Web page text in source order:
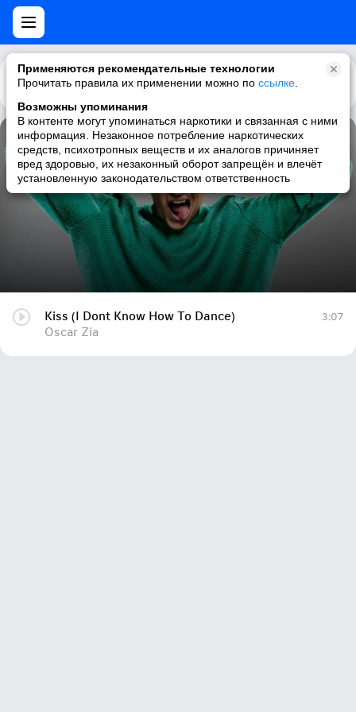
Применяются рекомендательные технологии
Прочитать правила их применении можно по ссылке
Возможны упоминания
В контенте могут упоминаться наркотики и связанная с ними
информация. Незаконное потребление наркотических
средств, психотропных веществ и их аналогов причиняет
вред здоровью, их незаконный оборот запрещён и влечёт
установленную законодательством ответственность
Каталог Рекомендации
Kiss (I Dont Know How To Dance)
Oscar Zia
Kiss (I Dont Know How To Dance)
Oscar Zia
3:07